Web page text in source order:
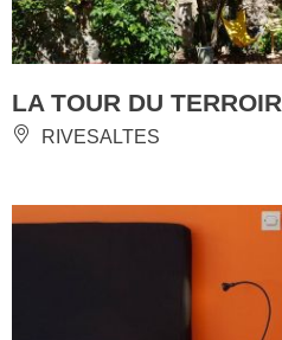
LA TOUR DU TERROIR
RIVESALTES